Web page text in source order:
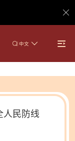
| 中文
民防线